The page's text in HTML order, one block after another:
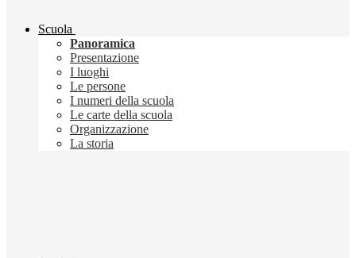
Scuola
Panoramica
Presentazione
I luoghi
Le persone
I numeri della scuola
Le carte della scuola
Organizzazione
La storia